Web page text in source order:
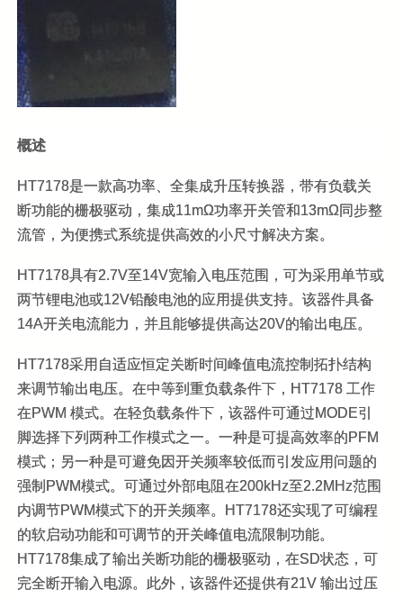
概述
HT7178是一款高功率、全集成升压转换器，带有负载关
断功能的栅极驱动，集成11mΩ功率开关管和13mΩ同步整
流管，为便携式系统提供高效的小尺寸解决方案。
HT7178具有2.7V至14V宽输入电压范围，可为采用单节或
两节锂电池或12V铅酸电池的应用提供支持。该器件具备
14A开关电流能力，并且能够提供高达20V的输出电压。
HT7178采用自适应恒定关断时间峰值电流控制拓扑结构
来调节输出电压。在中等到重负载条件下，HT7178 工作
在PWM 模式。在轻负载条件下，该器件可通过MODE引
脚选择下列两种工作模式之一。一种是可提高效率的PFM
模式；另一种是可避免因开关频率较低而引发应用问题的
强制PWM模式。可通过外部电阻在200kHz至2.2MHz范围
内调节PWM模式下的开关频率。HT7178还实现了可编程
的软启动功能和可调节的开关峰值电流限制功能。
HT7178集成了输出关断功能的栅极驱动，在SD状态，可
完全断开输入电源。此外，该器件还提供有21V 输出过压